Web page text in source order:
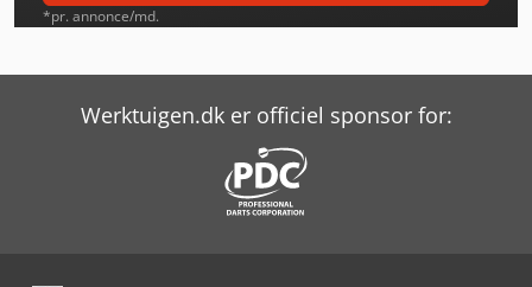
Ideal 5255
Kaeser Tc 44
*pr. annonce/md.
Werktuigen.dk er officiel sponsor for: